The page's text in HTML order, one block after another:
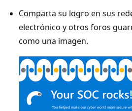
Comparta su logro en sus
electrónico y otros foros
como una imagen.